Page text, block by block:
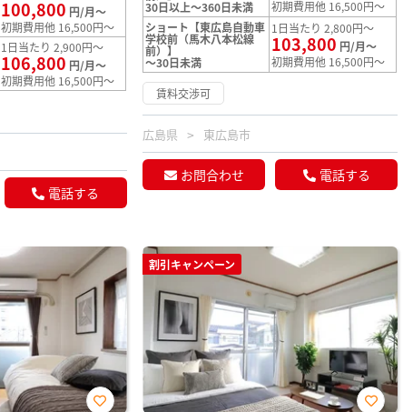
100,800 円/月～
初期費用他 16,500円～
1日当たり 2,900円～
106,800 円/月～
初期費用他 16,500円～
電話する
30日以上～360日未満
初期費用他 16,500円～
ショート【東広島自動車
学校前（馬木八本松線
前）】
～30日未満
1日当たり 2,800円～
103,800 円/月～
初期費用他 16,500円～
賃料交渉可
広島県 東広島市
お問合わせ 電話する
割引キャンペーン